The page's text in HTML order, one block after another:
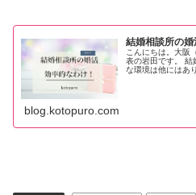
結婚相談所の
こんにちは。大
表の岩田です。 結
な環境は他にはあ
blog.kotopuro.com